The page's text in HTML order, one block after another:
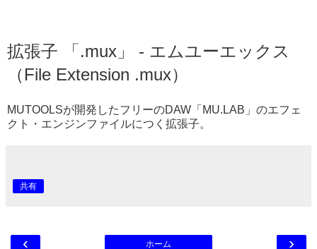
拡張子 「.mux」 - エムユーエックス
（File Extension .mux）
MUTOOLSが開発したフリーのDAW「MU.LAB」のエフェ
クト・エンジンファイルにつく拡張子。
共有
‹ ›
ホーム